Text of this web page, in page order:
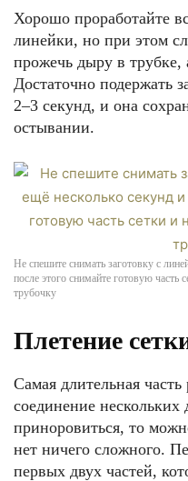
Хорошо проработайте
линейки, но при этом
прожечь дыру в трубке,
Достаточно подержать
2–3 секунд, и она
остывании.
Не спешите снимать заготовку с
после этого снимайте готовую часть
трубочку
Плетение
Самая длительная
соединение
приноровиться, то
нет ничего сложного.
первых двух частей,